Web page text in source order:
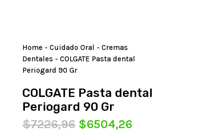
Home - Cuidado Oral - Cremas
Dentales - COLGATE Pasta dental
Periogard 90 Gr
COLGATE Pasta dental
Periogard 90 Gr
$7226,96 El
$6504,26El